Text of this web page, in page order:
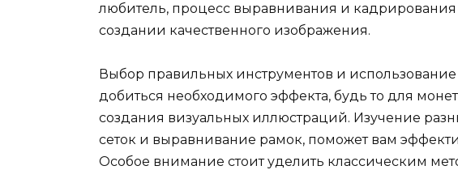
любитель, процесс выравнивания и
создании качественного изображения.
Выбор правильных инструментов и
добиться необходимого эффекта, будь то для
создания визуальных иллюстраций. Изучение
сеток и выравнивание рамок, поможет вам
Особое внимание стоит уделить классическим